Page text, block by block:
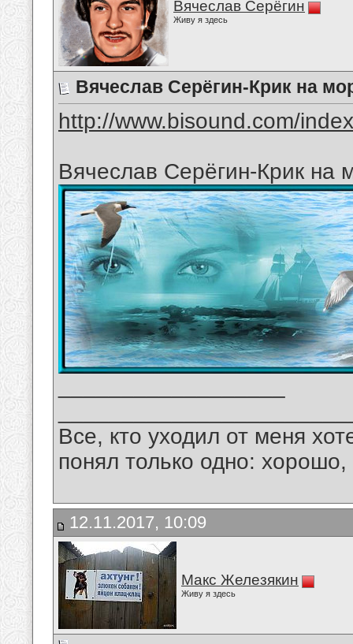
Вячеслав Серёгин
Живу я здесь
Вячеслав Серёгин-Крик на
http://www.bisound.com/
Вячеслав Серёгин-Крик на
Все, кто уходил от меня
понял только одно:
12.11.2017, 10:09
Макс Железякин
Живу я здесь